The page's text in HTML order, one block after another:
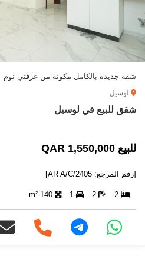
شقة جديدة بالكامل مكونة من غرفتي نوم
لوسيل
شقق للبيع في لوسيل
للبيع 1,550,000 QAR
[رقم المرجع: AR A/C/2405]
2
2
1
140 m²